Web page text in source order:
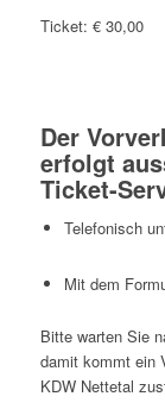
Ticket: € 30,00
Der
erfolgt
Ticket-
Telefonisch
Mit dem
Bitte warten Sie
damit kommt ein
KDW Nettetal